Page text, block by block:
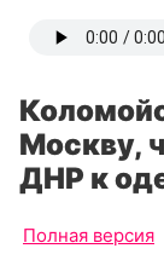
Москву,
ДНР к
Полная версия